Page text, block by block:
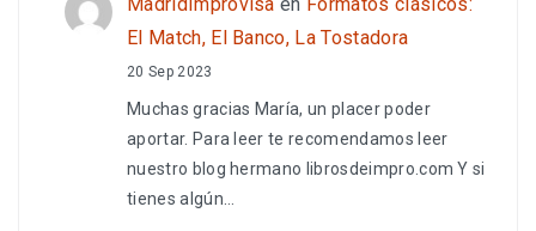
El Match, El Banco, La Tostadora
20 Sep 2023
Muchas gracias María, un placer poder
aportar. Para leer te recomendamos leer
nuestro blog hermano librosdeimpro.com Y si
tienes algún…